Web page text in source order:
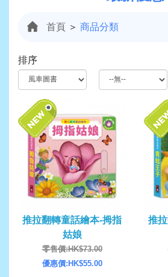
首頁 ＞ 商品分類
排序
推拉翻轉童話繪本-拇指
姑娘
零售價:HK$73.00
優惠價:HK$55.00
推